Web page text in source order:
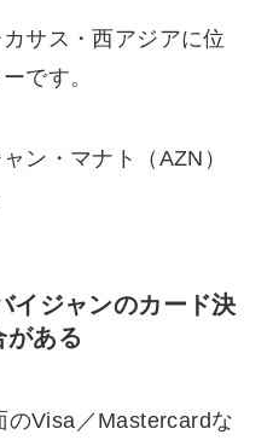
サス・西アジアに位
です。
ン・マナト（AZN）
イジャンのカード決
がある
のVisa／Mastercardな